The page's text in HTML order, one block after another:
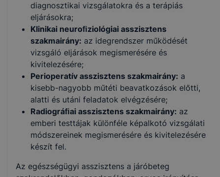
diagnosztikai vizsgálatokra és a terápiás
eljárásokra;
Klinikai neuroﬁziológiai asszisztens
szakmairány: az idegrendszer működését
vizsgáló eljárások megismerésére és
kivitelezésére;
Perioperatív asszisztens szakmairány: a
kisebb-nagyobb műtéti beavatkozások előtti,
alatti és utáni feladatok elvégzésére;
Radiográﬁai asszisztens szakmairány: az
emberi testtájak különféle képalkotó vizsgálati
módszereinek megismerésére és kivitelezésére
készít fel.
Az egészségügyi asszisztens a járóbeteg